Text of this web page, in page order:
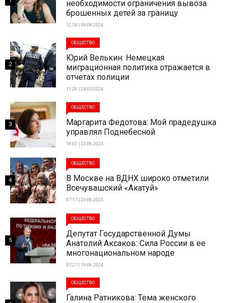
необходимости ограничения вывоза
брошенных детей за границу
12:54 | 09-08-2024
ОБЩЕСТВО
Юрий Велькин: Немецкая
миграционная политика отражается в
отчетах полиции
11:26 | 24-05-2024
2
ОБЩЕСТВО
Маргарита Федотова: Мой прадедушка
управлял Поднебесной
18:03 | 23-06-2024
3
ОБЩЕСТВО
В Москве на ВДНХ широко отметили
Всечувашский «Акатуй»
07:17 | 20-06-2024
4
ОБЩЕСТВО
Депутат Государственной Думы
Анатолий Аксаков: Сила России в ее
многонациональном народе
07:27 | 19-06-2024
5
ОБЩЕСТВО
Галина Ратникова: Тема женского